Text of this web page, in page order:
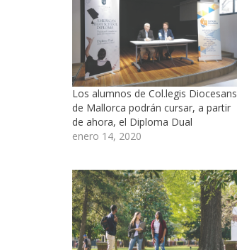
Los alumnos de Col.legis Diocesans
de Mallorca podrán cursar, a partir
de ahora, el Diploma Dual
enero 14, 2020